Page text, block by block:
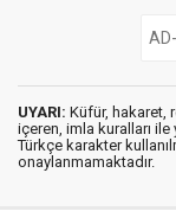
UYARI: Küfür, hakaret,
içeren, imla kuralları ile
Türkçe karakter
onaylanmamaktadır.